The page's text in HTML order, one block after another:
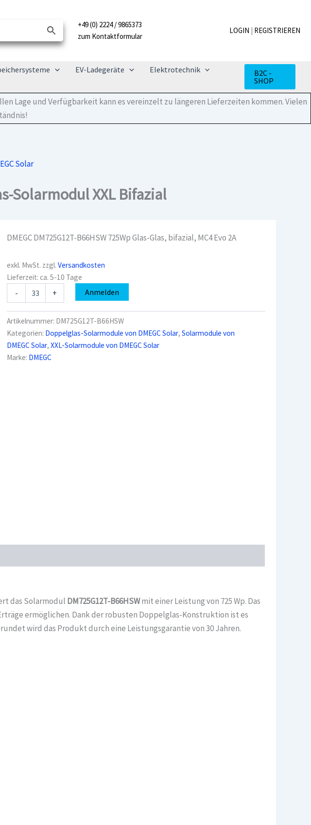
+49 (0) 2224 / 9865373
zum Kontaktformular
LOGIN | REGISTRIEREN
EV-Ladegeräte
Elektrotechnik
B2C -
SHOP
Lage und Verfügbarkeit kann es vereinzelt zu längeren Lieferzeiten kommen. Vielen
Solar
Solarmodul XXL Bifazial
DMEGC DM725G12T-B66HSW 725Wp Glas-Glas, bifazial, MC4 Evo 2A
exkl. MwSt. zzgl.Versandkosten
Lieferzeit:ca. 5-10 Tage
-
DM725G12T-
725
Wp
Doppelglas-
Solarmodul
XXL
+ Anmelden
Artikelnummer: DM725G12T-B66HSW
Kategorien: Doppelglas-Solarmodule von DMEGC Solar,Solarmodule von
DMEGC Solar,XXL-Solarmodule von DMEGC Solar
Marke: DMEGC
das Solarmodul DM725G12T-B66HSWmit einer Leistung von 725 Wp. Das
ermöglichen. Dank der robusten Doppelglas-Konstruktion ist es
wird das Produkt durch eine Leistungsgarantie von 30 Jahren.
Menge